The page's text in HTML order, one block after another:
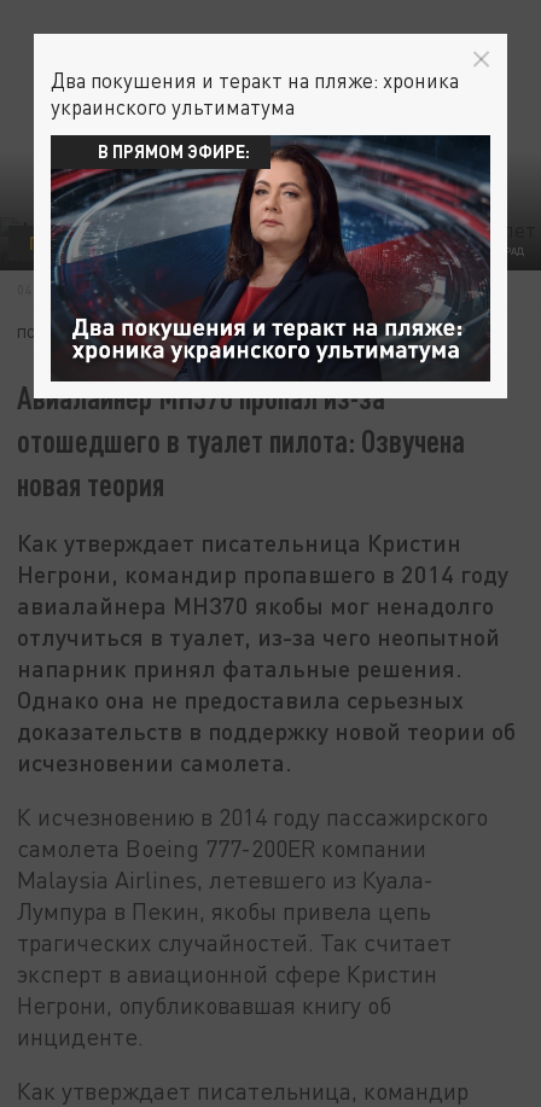
ФОТО: ЦАРЬГРАД
ПРОИСШЕСТВИЯ
04 ФЕВРАЛЯ 18:40
ПОДПИШИТЕСЬ:
Авиалайнер MH370 пропал из-за
отошедшего в туалет пилота: Озвучена
новая теория
Как утверждает писательница Кристин
Негрони, командир пропавшего в 2014 году
авиалайнера MH370 якобы мог ненадолго
отлучиться в туалет, из-за чего неопытной
напарник принял фатальные решения.
Однако она не предоставила серьезных
доказательств в поддержку новой теории об
исчезновении самолета.
К исчезновению в 2014 году пассажирского
самолета Boeing 777-200ER компании
Malaysia Airlines, летевшего из Куала-
Лумпура в Пекин, якобы привела цепь
трагических случайностей. Так считает
эксперт в авиационной сфере Кристин
Негрони, опубликовавшая книгу об
инциденте.
Как утверждает писательница, командир
Два покушения и теракт на пляже: хроника
украинского ультиматума
В ПРЯМОМ ЭФИРЕ: